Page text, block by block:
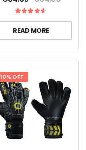
READ MORE
10% OFF